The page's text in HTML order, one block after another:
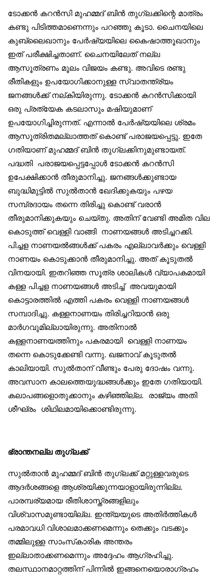
ടോക്കന്‍ കറന്‍സി മുഹമ്മദ് ബിന്‍ തുഗ്ലക്കിന്റെ മാത്രം
കണ്ടു പിടിത്തമാണെന്നും പറഞ്ഞു കൂടാ. ചൈനയിലെ
കുബ്ലൈഖാനും പേര്‍ഷ്യയിലെ കൈഷാത്തൂഖാനും
ഇത് പരീക്ഷിച്ചതാണ്. ചൈനയിലേത് നല്ല
ആസൂത്രണം മൂലം വിജയം കണ്ടു. അവിടെ രണ്ടു
രീതികളും ഉപയോഗിക്കാനുള്ള സ്വാതന്ത്ര്യം
ജനങ്ങള്‍ക്ക് നല്കിയിരുന്നു. ടോക്കന്‍ കറന്‍സിക്കായി
ഒരു പ്രത്യേക കടലാസും മഷിയുമാണ്
ഉപയോഗിച്ചിരുന്നത്. എന്നാല്‍ പേര്‍ഷ്യയിലെ ശ്രമം
ആസൂത്രിതമല്ലാത്തത് കൊണ്ട് പരാജയപ്പെട്ടു. ഇതേ
ഗതിയാണ് മുഹമ്മദ് ബിന്‍ തുഗ്ലക്കിനുമുണ്ടായത്.
പദ്ധതി പരാജയപ്പെട്ടപ്പോള്‍ ടോക്കന്‍ കറന്‍സി
ഉപേക്ഷിക്കാന്‍ തീരുമാനിച്ചു. ജനങ്ങള്‍ക്കുണ്ടായ
ബുദ്ധിമുട്ടില്‍ സുല്‍താന്‍ ഖേദിക്കുകയും പഴയ
സമ്പ്രദായം തന്നെ തിരിച്ചു കൊണ്ട് വരാന്‍
തീരുമാനിക്കുകയും ചെയ്തു. അതിന് വേണ്ടി അമിത വില
കൊടുത്ത് വെള്ളി വാങ്ങി നാണയങ്ങള്‍ അടിച്ചറക്കി.
പിച്ചള നാണയല്‍ങ്ങള്‍ക്ക് പകരം എല്ലാവര്‍ക്കും വെള്ളി
നാണയം കൊടുക്കാന്‍ തീരുമാനിച്ചു. അത് കൂടുതല്‍
വിനയായി. ഇതറിഞ്ഞ സൂത്ര ശാലികള്‍ വ്യാപകമായി
കള്ള പിച്ചള നാണയങ്ങള്‍ അടിച്ച് അവയുമായി
കൊട്ടാരത്തില്‍ എത്തി പകരം വെള്ളി നാണയങ്ങള്‍
സമ്പാദിച്ചു. കള്ളനാണയം തിരിച്ചറിയാന്‍ ഒരു
മാര്‍ഗവുമില്ലായിരുന്നു. അതിനാല്‍
കള്ളനാണയത്തിനും പകരമായി വെള്ളി നാണയം
തന്നെ കൊടുക്കേണ്ടി വന്നു. ഖജനാവ് കൂടുതല്‍
കാലിയായി. സുല്‍താന് വീണ്ടും പേരു ദോഷം വന്നു.
അവസാന കാലത്തെയുദ്ധങ്ങള്‍ക്കും ഇതേ ഗതിയായി.
കലാപങ്ങളൊതുക്കാനും കഴിഞ്ഞില്ല. രാജ്യം അതി
ശീഘ്രം ശിഥിലമായിക്കൊണ്ടിരുന്നു.
ഭ്രാന്തനല്ല തുഗ്ലക്ക്
സുല്‍താന്‍ മുഹമ്മദ് ബിന്‍ തുഗ്ലക്ക് മറ്റുള്ളവരുടെ
ആദര്‍ശങ്ങളെ ആശ്രയിക്കുന്നയാളായിരുന്നില്ല.
പാരമ്പര്യമായ രീതിശാസ്ത്രങ്ങളിലും
വിശ്വാസമുണ്ടായില്ല. ഇന്ത്യയുടെ അതിര്‍ത്തികള്‍
പരമാവധി വിശാലമാക്കണമെന്നും തെക്കും വടക്കും
തമ്മിലുള്ള സാംസ്‌കാരിക അന്തരം
ഇല്ലാതാക്കണമെന്നും അദ്ദേഹം ആഗ്രഹിച്ചു.
തലസ്ഥാനമാറ്റത്തിന് പിന്നില്‍ ഇങ്ങനെയൊരാഗ്രഹം